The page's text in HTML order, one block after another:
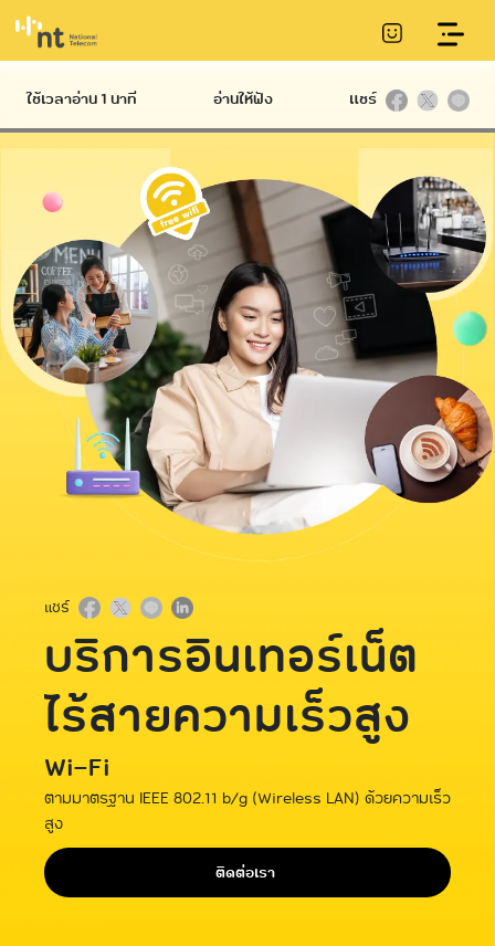
Hard
Infrastructure
บริการท่อร้อยสาย
Communication
Conduit
บริการเสา
โทรคมนาคม
Telecommunication
Tower
International
บริการ NT IIG
Datacom
International
Service
Broadband
NT Broadband
บริการอินเทอร์เน็ต
ไฟเบอร์ความเร็วสูง
NetPlay บริการ
กล่องทีวีออนไลน์
Hi-speed บริการ
อินเทอร์เน็ตผ่าน
โทรศัพท์บ้าน ADSL
แชร์
บริการอินเทอร์เน็ต
ไร้สายความเร็วสูง
Wi-Fi
ตามมาตรฐาน IEEE 802.11 b/g (Wireless LAN) ด้วยความเร็ว
สูง
ติดต่อเรา
บริการอินเทอร์เน็ตไร้สายความเร็วสูง
ใช้เวลาอ่าน 1 นาที อ่านให้ฟัง แชร์